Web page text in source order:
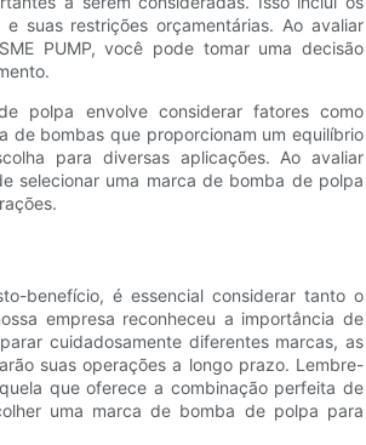
suas restrições orçamentárias. Ao avaliar
PUMP, você pode tomar uma decisão
polpa envolve considerar fatores como
de bombas que proporcionam um equilíbrio
para diversas aplicações. Ao avaliar
selecionar uma marca de bomba de polpa
benefício, é essencial considerar tanto o
empresa reconheceu a importância de
cuidadosamente diferentes marcas, as
suas operações a longo prazo. Lembre-
que oferece a combinação perfeita de
uma marca de bomba de polpa para